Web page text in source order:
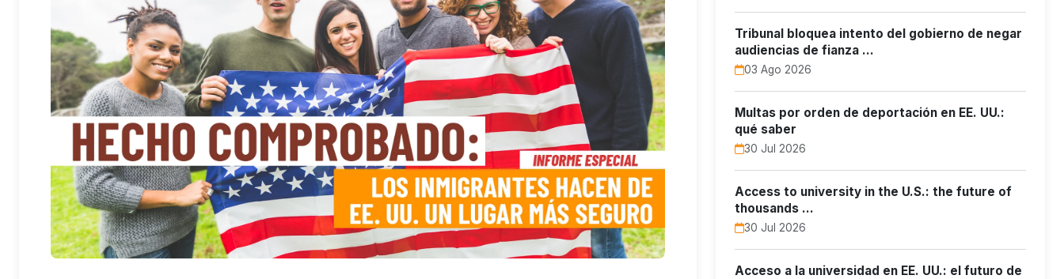
Tribunal bloquea intento del gobierno de negar
audiencias de fianza …
03 Ago 2026
Multas por orden de deportación en EE. UU.:
qué saber
30 Jul 2026
Access to university in the U.S.: the future of
thousands …
30 Jul 2026
Acceso a la universidad en EE. UU.: el futuro de